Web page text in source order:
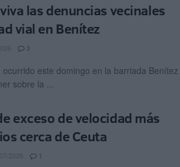
las denuncias vecinales
vial en Benítez
3
este domingo en la barriada Benítez
sobre la ...
exceso de velocidad más
cerca de Ceuta
2026 1